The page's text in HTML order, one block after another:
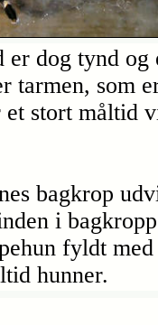
er dog tynd
tarmen, som
stort måltid
bagkrop
i
fyldt
hunner.